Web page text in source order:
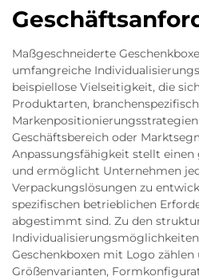
Maßgeschneiderte
umfangreiche
beispiellose Vielseitigkeit, die
Produktarten,
Geschäftsbereich oder
Anpassungsfähigkeit stellt
und ermöglicht Unternehmen
Verpackungslösungen zu
spezifischen betrieblichen
abgestimmt sind. Zu den
Geschenkboxen mit Logo zählen
Größenvarianten,